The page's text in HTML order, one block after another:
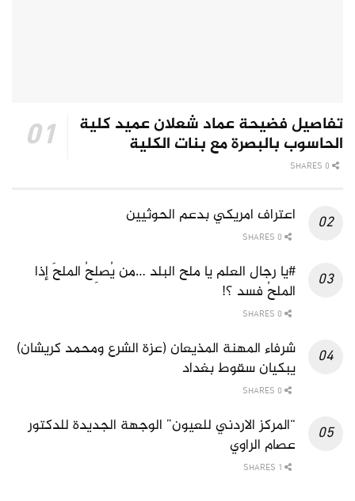
تفاصيل فضيحة عماد شعلان عميد كلية
الحاسوب بالبصرة مع بنات الكلية
اعتراف امريكي بدعم الحوثيين
#يا رجال العلم يا ملح البلد …من يُصلِحُ الملحَ إذا
الملحُ فسد ؟!
شرفاء المهنة المذيعان (عزة الشرع ومحمد كريشان)
يبكيان سقوط بغداد
“المركز الاردني للعيون” الوجهة الجديدة للدكتور
عصام الراوي